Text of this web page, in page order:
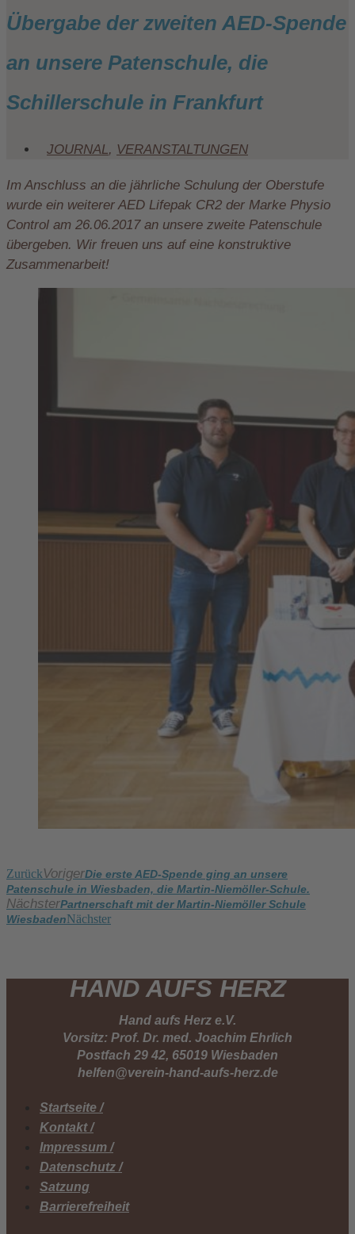
Übergabe der zweiten AED-Spende
an unsere Patenschule, die
Schillerschule in Frankfurt
JOURNAL, VERANSTALTUNGEN
Im Anschluss an die jährliche Schulung der Oberstufe
wurde ein weiterer AED Lifepak CR2 der Marke Physio
Control am 26.06.2017 an unsere zweite Patenschule
übergeben. Wir freuen uns auf eine konstruktive
Zusammenarbeit!
ZurückVorigerDie erste AED-Spende ging an unsere
Patenschule in Wiesbaden, die Martin-Niemöller-Schule.
NächsterPartnerschaft mit der Martin-Niemöller Schule
WiesbadenNächster
HAND AUFS HERZ
Hand aufs Herz e.V.
Vorsitz: Prof. Dr. med. Joachim Ehrlich
Postfach 29 42, 65019 Wiesbaden
helfen@verein-hand-aufs-herz.de
Startseite /
Kontakt /
Impressum /
Datenschutz /
Satzung
Barrierefreiheit